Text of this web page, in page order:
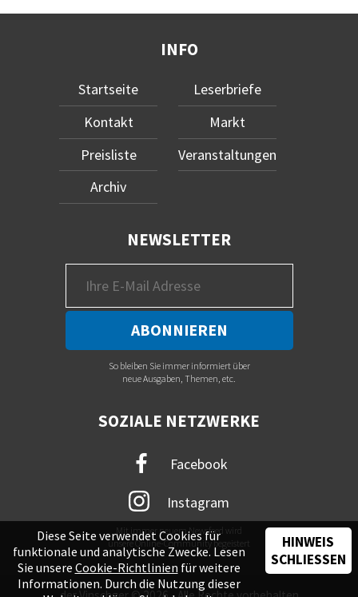
INFO
Startseite
Kontakt
Preisliste
Archiv
Leserbriefe
Markt
Veranstaltungen
NEWSLETTER
So bleiben Sie immer informiert über
neue Ausgaben, Themen, etc.
SOZIALE NETZWERKE
Facebook
Instagram
Mit immer neuem Newsfeed wird
unsere Online-Community begeistert
Diese Seite verwendet Cookies für
funktionale und analytische Zwecke. Lesen
Sie unsere Cookie-Richtlinien für weitere
Informationen. Durch die Nutzung dieser
HINWEIS
SCHLIESSEN